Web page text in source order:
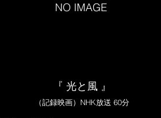
NO IMAGE
『 光と風 』
（記録映画）NHK放送 60分